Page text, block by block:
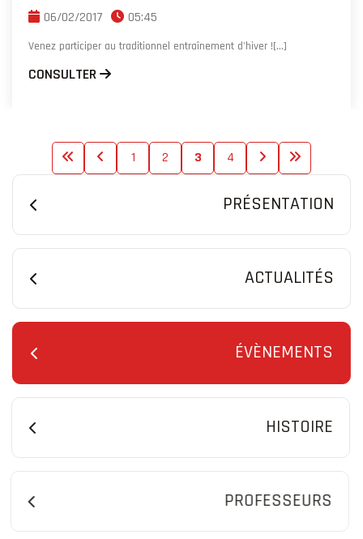
06/02/2017 05:45
Venez participer au traditionnel entraînement d'hiver ![...]
CONSULTER
1 2 3 4
PRÉSENTATION
ACTUALITÉS
ÉVÈNEMENTS
HISTOIRE
PROFESSEURS